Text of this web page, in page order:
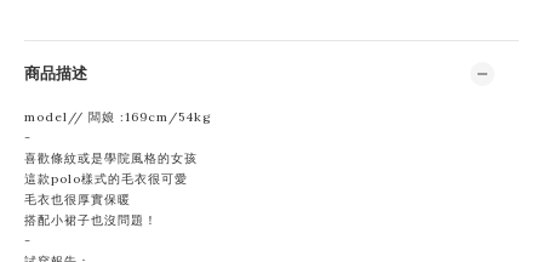
商品描述
model// 闆娘 :169cm/54kg
-
喜歡條紋或是學院風格的女孩
這款polo樣式的毛衣很可愛
毛衣也很厚實保暖
搭配小裙子也沒問題！
-